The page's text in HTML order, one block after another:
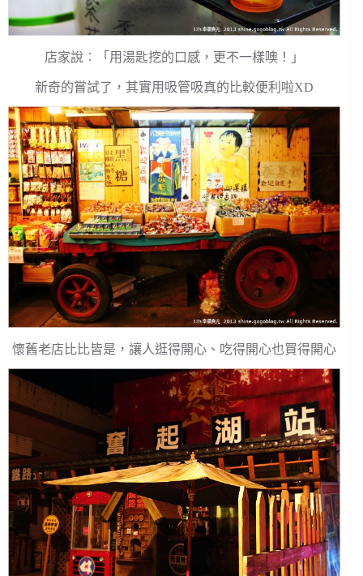
店家說︰「用湯匙挖的口感，更不一樣噢！」
新奇的嘗試了，其實用吸管吸真的比較便利啦XD
懷舊老店比比皆是，讓人逛得開心、吃得開心也買得開心